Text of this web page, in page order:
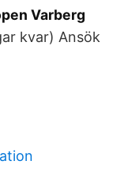
Varberg
kvar) Ansök